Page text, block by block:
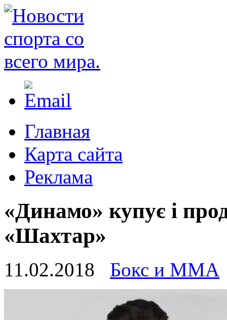
Главная
Карта сайта
Реклама
«Динамо» купує і
«Шахтар»
11.02.2018 Бокс и ММА